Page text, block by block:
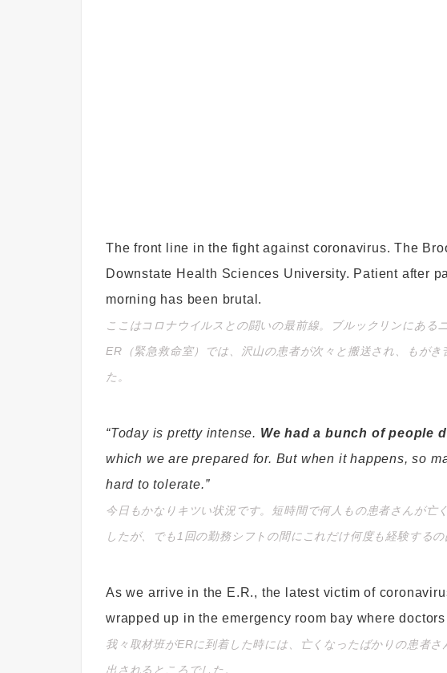
The front line in the fight against coronavirus. The
Downstate Health Sciences University. Patient after
morning has been brutal.
ここはコロナウイルスとの闘いの最前線。ブルックリンにある
ER（緊急救命室）では、沢山の患者が次々と搬送され、もが
た。
“Today is pretty intense. We had a bunch of people
which we are prepared for. But when it happens, so
hard to tolerate.”
今日もかなりキツい状況です。短時間で何人もの患者さんが亡
したが、でも1回の勤務シフトの間にこれだけ何度も経験する
As we arrive in the E.R., the latest victim of
wrapped up in the emergency room bay where
我々取材班がERに到着した時には、亡くなったばかりの患者
出されるところでした。